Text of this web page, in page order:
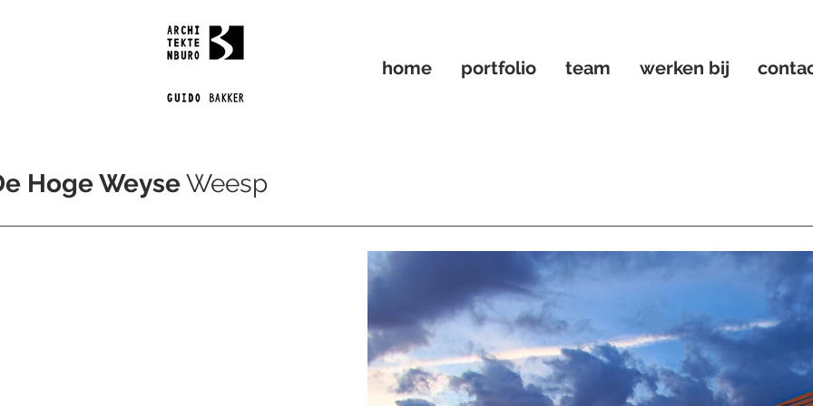
home portfolio team werken bij
Hoge WeyseWeesp